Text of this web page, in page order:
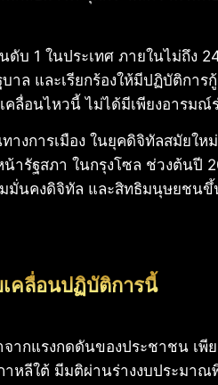
บ 1 ในประเทศ ภายในไม่ถึง
ล และเรียกร้องให้มีปฏิบัติการ
คลื่อนไหวนี้ ไม่ได้มีเพียงอารมณ์
งการเมือง ในยุคดิจิทัลสมัยให
ารัฐสภา ในกรุงโซล ช่วงต้นปี
มั่นคงดิจิทัล และสิทธิมนุษยชนขึ้
คลื่อนปฏิบัติการนี้
ากแรงกดดันของประชาชน เพีย
หลีใต้ มีมติผ่านร่างงบประมาณ